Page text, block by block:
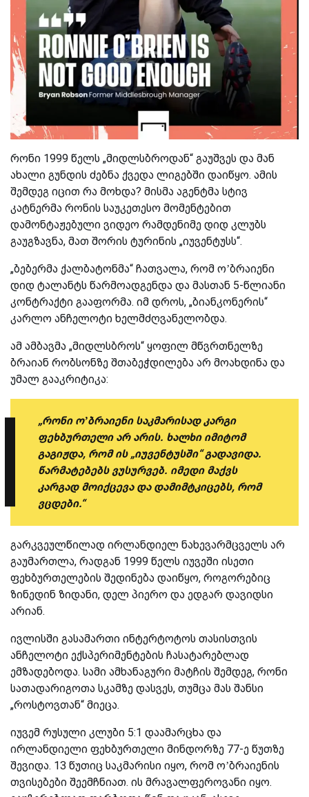
რონი 1999 წელს „მიდლსბროდან“ გაუშვეს და მან
ახალი გუნდის ძებნა ქვედა ლიგებში დაიწყო. ამის
შემდეგ იცით რა მოხდა? მისმა აგენტმა სტივ
კატნერმა რონის საუკეთესო მომენტებით
დამონტაჟებული ვიდეო რამდენიმე დიდ კლუბს
გაუგზავნა, მათ შორის ტურინის „იუვენტუსს“.
„ბებერმა ქალბატონმა“ ჩათვალა, რომ ო’ბრაიენი
დიდ ტალანტს წარმოადგენდა და მასთან 5-წლიანი
კონტრაქტი გააფორმა. იმ დროს, „ბიანკონერის“
კარლო ანჩელოტი ხელმძღვანელობდა.
ამ ამბავმა „მიდლსბროს“ ყოფილ მწვრთნელზე
ბრაიან რობსონზე შთაბეჭდილება არ მოახდინა და
უმალ გააკრიტიკა:
„რონი ო’ბრაიენი საკმარისად კარგი
ფეხბურთელი არ არის. ხალხი იმიტომ
გაგიჟდა, რომ ის „იუვენტუსში“ გადავიდა.
წარმატებებს ვუსურვებ. იმედი მაქვს
კარგად მოიქცევა და დამიმტკიცებს, რომ
ვცდები.“
გარკვეულწილად ირლანდიელ ნახევარმცველს არ
გაუმართლა, რადგან 1999 წელს იუვეში ისეთი
ფეხბურთელების შედინება დაიწყო, როგორებიც
ზინედინ ზიდანი, დელ პიერო და ედგარ დავიდსი
არიან.
ივლისში გასამართი ინტერტოტოს თასისთვის
ანჩელოტი ექსპერიმენტების ჩასატარებლად
ემზადებოდა. სამი ამხანაგური მატჩის შემდეგ, რონი
სათადარიგოთა სკამზე დასვეს, თუმცა მას შანსი
„როსტოვთან“ მიეცა.
იუვემ რუსული კლუბი 5:1 დაამარცხა და
ირლანდიელი ფეხბურთელი მინდორზე 77-ე წუთზე
შევიდა. 13 წუთიც საკმარისი იყო, რომ ო’ბრაიენის
თვისებები შეემჩნიათ. ის მრავალფეროვანი იყო.